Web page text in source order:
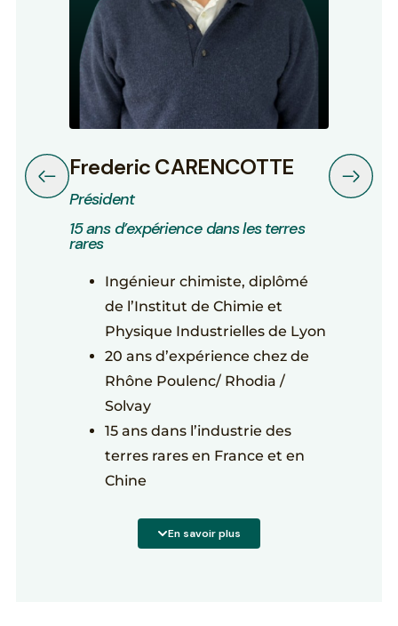
FredericCARENCOTTE
Président
15ansd’expériencedansles terres
rares
Ingénieur chimiste, diplômé
de l’Institut de Chimie et
Physique Industrielles de Lyon
20 ans d’expérience chez de
Rhône Poulenc/ Rhodia /
Solvay
15 ans dans l’industrie des
terres rares en France et en
Chine
d’extraction des terres rares
En savoir plus